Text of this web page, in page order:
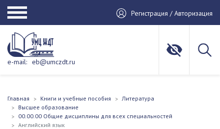
Регистрация / Авторизация
e-mail: eb@umczdt.ru
Главная Книги и учебные пособия
Литература
Высшее образование
00.00.00 Общие дисциплины для всех специальностей
Английский язык